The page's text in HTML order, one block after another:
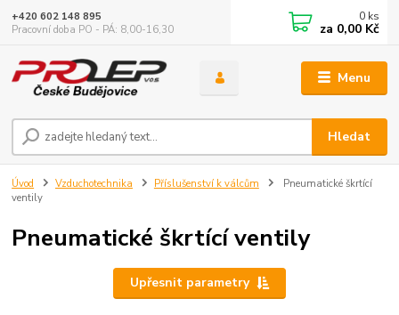
Menu
Hledat
+420 602 148 895
Pracovní doba PO - PÁ: 8,00-16,30
0 ks
za 0,00 Kč
Úvod Vzduchotechnika Příslušenství k válcům
Pneumatické škrtící
ventily
Pneumatické škrtící ventily
Upřesnit parametry